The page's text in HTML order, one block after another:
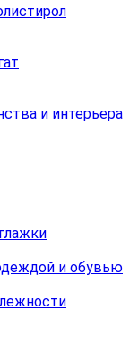
и интерьера
и обувью